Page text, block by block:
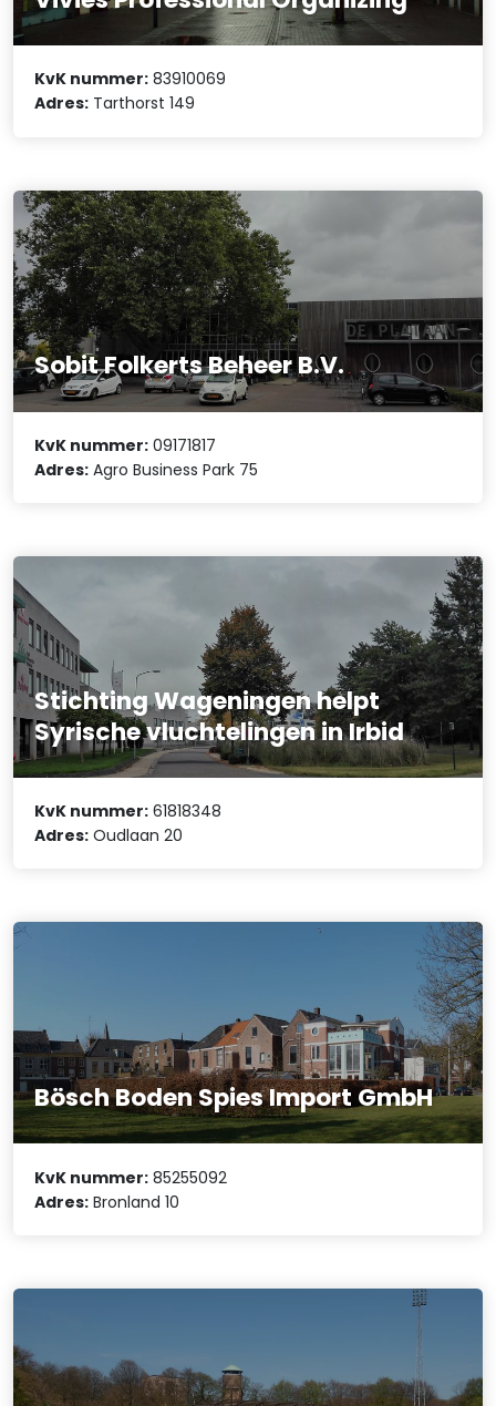
KvK nummer: 83910069
Adres: Tarthorst 149
Sobit Folkerts Beheer B.V.
KvK nummer: 09171817
Adres: Agro Business Park 75
Stichting Wageningen helpt
Syrische vluchtelingen in Irbid
KvK nummer: 61818348
Adres: Oudlaan 20
Bösch Boden Spies Import GmbH
KvK nummer: 85255092
Adres: Bronland 10